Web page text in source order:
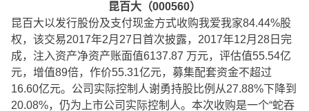
昆百大（000560）
昆百大以发行股份及支付现金方式收购我爱我家84.44%股
权，该交易2017年2月27日首次披露，2017年12月28日完
成，注入资产净资产账面值6137.87 万元，评估值55.54亿
元，增值89倍，作价55.31亿元，募集配套资金不超过
16.60亿元。公司实际控制人谢勇持股比例从27.88%下降到
20.08%，仍为上市公司实际控制人。本次收购是一个“蛇吞